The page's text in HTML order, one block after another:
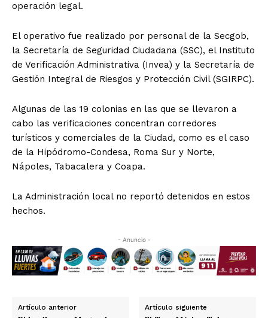
operación legal.
El operativo fue realizado por personal de la Secgob,
la Secretaría de Seguridad Ciudadana (SSC), el Instituto
de Verificación Administrativa (Invea) y la Secretaría de
Gestión Integral de Riesgos y Protección Civil (SGIRPC).
Algunas de las 19 colonias en las que se llevaron a
cabo las verificaciones concentran corredores
turísticos y comerciales de la Ciudad, como es el caso
de la Hipódromo-Condesa, Roma Sur y Norte,
Nápoles, Tabacalera y Coapa.
La Administración local no reportó detenidos en estos
hechos.
- Anuncio -
Artículo anterior Artículo siguiente